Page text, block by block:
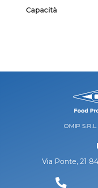
Capacità
OMIP
Via Ponte, 21